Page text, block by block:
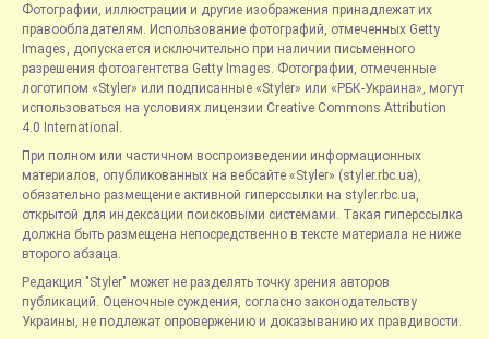
Фотографии, иллюстрации и другие изображения принадлежат их
правообладателям. Использование фотографий, отмеченных Getty
Images, допускается исключительно при наличии письменного
разрешения фотоагентства Getty Images. Фотографии, отмеченные
логотипом «Styler» или подписанные «Styler» или «РБК-Украина», могут
использоваться на условиях лицензии Creative Commons Attribution
4.0 International.
При полном или частичном воспроизведении информационных
материалов, опубликованных на вебсайте «Styler» (styler.rbc.ua),
обязательно размещение активной гиперссылки на styler.rbc.ua,
открытой для индексации поисковыми системами. Такая гиперссылка
должна быть размещена непосредственно в тексте материала не ниже
второго абзаца.
Редакция "Styler" может не разделять точку зрения авторов
публикаций. Оценочные суждения, согласно законодательству
Украины, не подлежат опровержению и доказыванию их правдивости.